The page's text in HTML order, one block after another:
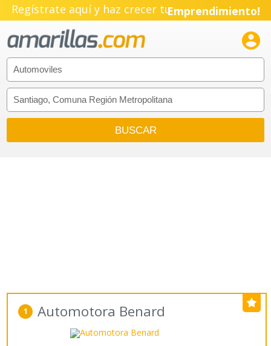
Regístrate aquí y haz crecer tuEmprendimiento!

1 Automotora Benard